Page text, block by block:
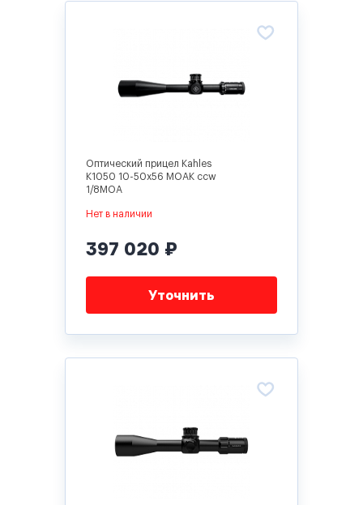
Оптический прицел Kahles
K1050 10-50x56 MOAK ccw
1/8MOA
Нет в наличии
397 020 ₽
Уточнить